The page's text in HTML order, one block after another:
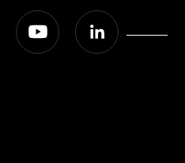
Instagram Youtube